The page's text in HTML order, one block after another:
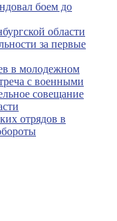
боем до
области
за первые
в молодежном
с военными
совещание
отрядов в